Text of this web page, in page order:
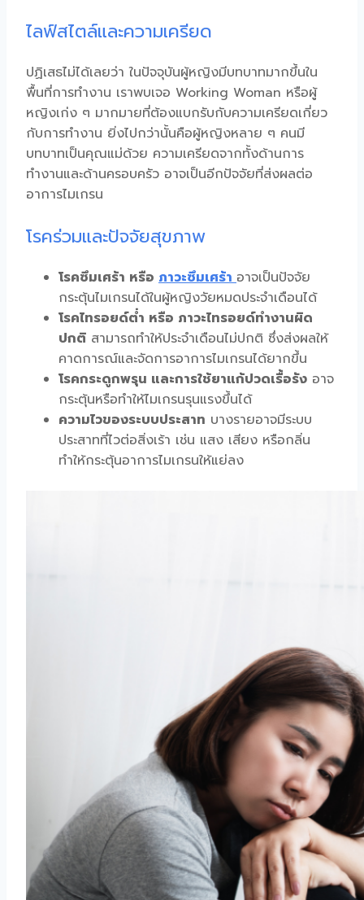
ไลฟ์สไตล์และความเครียด
ปฏิเสธไม่ได้เลยว่า ในปัจจุบันผู้หญิงมีบทบาทมากขึ้นใน
พื้นที่การทำงาน เราพบเจอ Working Woman หรือผู้
หญิงเก่ง ๆ มากมายที่ต้องแบกรับกับความเครียดเกี่ยว
กับการทำงาน ยิ่งไปกว่านั้นคือผู้หญิงหลาย ๆ คนมี
บทบาทเป็นคุณแม่ด้วย ความเครียดจากทั้งด้านการ
ทำงานและด้านครอบครัว อาจเป็นอีกปัจจัยที่ส่งผลต่อ
อาการไมเกรน
โรคร่วมและปัจจัยสุขภาพ
โรคซึมเศร้า หรือ ภาวะซึมเศร้าอาจเป็นปัจจัย
กระตุ้นไมเกรนได้ในผู้หญิงวัยหมดประจำเดือนได้
โรคไทรอยด์ต่ำ หรือ ภาวะไทรอยด์ทำงานผิด
ปกติ สามารถทำให้ประจำเดือนไม่ปกติ ซึ่งส่งผลให้
คาดการณ์และจัดการอาการไมเกรนได้ยากขึ้น
โรคกระดูกพรุน และการใช้ยาแก้ปวดเรื้อรัง อาจ
กระตุ้นหรือทำให้ไมเกรนรุนแรงขึ้นได้
ความไวของระบบประสาท บางรายอาจมีระบบ
ประสาทที่ไวต่อสิ่งเร้า เช่น แสง เสียง หรือกลิ่น
ทำให้กระตุ้นอาการไมเกรนให้แย่ลง